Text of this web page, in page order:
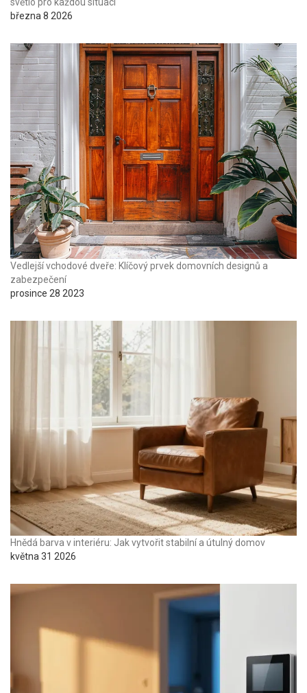
března 8 2026
Vedlejší vchodové dveře: Klíčový prvek domovních designů a
zabezpečení
prosince 28 2023
Hnědá barva v interiéru: Jak vytvořit stabilní a útulný domov
května 31 2026